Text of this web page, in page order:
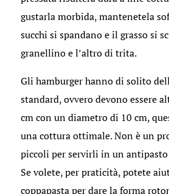
gustarla morbida, mantenetela
succhi si spandano e il grasso si
granellino e l’altro di trita.
Gli hamburger hanno di solito
standard, ovvero devono essere
cm con un diametro di 10 cm,
una cottura ottimale. Non è un
piccoli per servirli in un antipasto
Se volete, per praticità, potete
coppapasta per dare la forma